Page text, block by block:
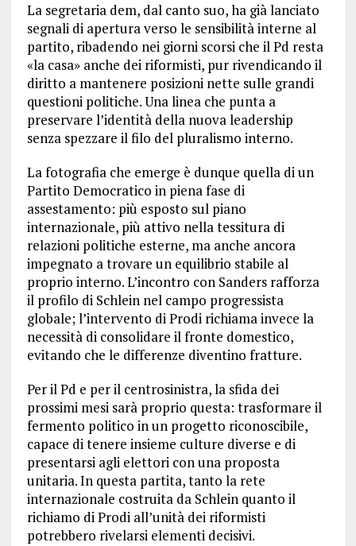
La segretaria dem, dal canto suo, ha già lanciato
segnali di apertura verso le sensibilità interne al
partito, ribadendo nei giorni scorsi che il Pd resta
«la casa» anche dei riformisti, pur rivendicando il
diritto a mantenere posizioni nette sulle grandi
questioni politiche. Una linea che punta a
preservare l’identità della nuova leadership
senza spezzare il filo del pluralismo interno.
La fotografia che emerge è dunque quella di un
Partito Democratico in piena fase di
assestamento: più esposto sul piano
internazionale, più attivo nella tessitura di
relazioni politiche esterne, ma anche ancora
impegnato a trovare un equilibrio stabile al
proprio interno. L’incontro con Sanders rafforza
il profilo di Schlein nel campo progressista
globale; l’intervento di Prodi richiama invece la
necessità di consolidare il fronte domestico,
evitando che le differenze diventino fratture.
Per il Pd e per il centrosinistra, la sfida dei
prossimi mesi sarà proprio questa: trasformare il
fermento politico in un progetto riconoscibile,
capace di tenere insieme culture diverse e di
presentarsi agli elettori con una proposta
unitaria. In questa partita, tanto la rete
internazionale costruita da Schlein quanto il
richiamo di Prodi all’unità dei riformisti
potrebbero rivelarsi elementi decisivi.